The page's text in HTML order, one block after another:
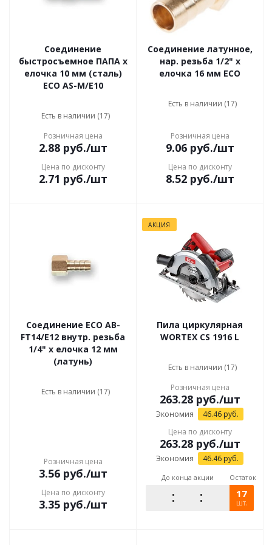
Соединение
быстросъемное ПАПА х
елочка 10 мм (сталь)
ECO AS-M/E10
Есть в наличии (17)
Розничная цена
2.88руб./шт
Цена по дисконту
2.71 руб./шт
Соединение латунное,
нар. резьба 1/2" x
елочка 16 мм ECO
Есть в наличии (17)
Розничная цена
9.06руб./шт
Цена по дисконту
8.52руб./шт
Соединение ECO AB-
FT14/E12 внутр. резьба
1/4" х елочка 12 мм
(латунь)
Есть в наличии (17)
Розничная цена
3.56руб./шт
Цена по дисконту
3.35руб./шт
АКЦИЯ
Пила циркулярная
WORTEX CS 1916 L
Есть в наличии (17)
Розничная цена
263.28руб./шт
Экономия 46.46 руб.
Цена по дисконту
263.28руб./шт
Экономия 46.46 руб.
До конца акции Остаток
17
шт.